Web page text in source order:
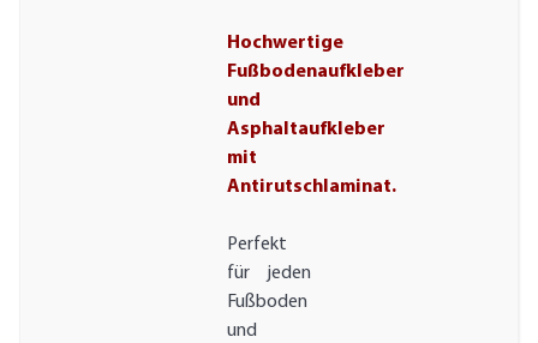
Hochwertige
Fußbodenaufkleber
und
Asphaltaufkleber
mit
Antirutschlaminat.
Perfekt
für jeden
Fußboden
und